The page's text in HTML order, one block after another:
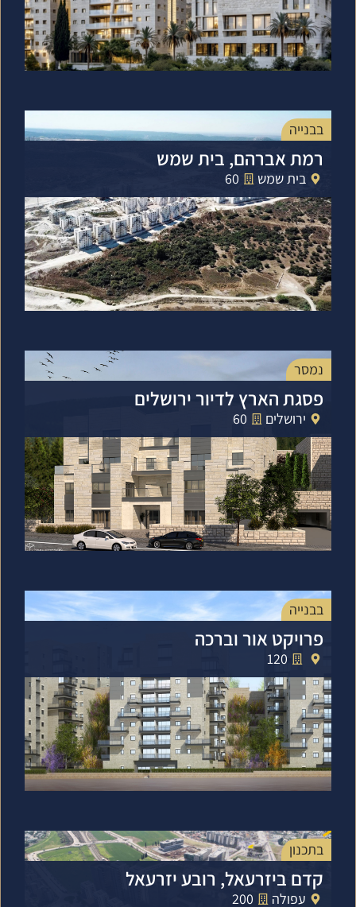
בבנייה
רמת אברהם, בית שמש
בית שמש 60
נמסר
פסגת הארץ לדיור ירושלים
ירושלים 60
בבנייה
פרויקט אור וברכה
120
בתכנון
קדם ביזרעאל, רובע יזרעאל
עפולה 200